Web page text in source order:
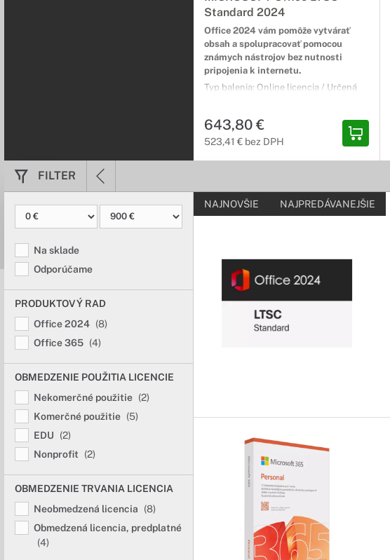
Standard 2024
Office 2024 vám pomôže vytvárať
obsah a spolupracovať pomocou
známych nástrojov bez nutnosti
pripojenia k internetu.
Typ balenia: Online licencia / Určená
používateľov: 1 / Jazyková lokalizácia:
Viacjazyčná lokalizácia / Obsahuje:
643,80 €
523,41 € bez DPH
FILTER
Na sklade
Odporúčame
PRODUKTOVÝ RAD
Office 2024 (8)
Office 365 (4)
OBMEDZENIE POUŽITIA LICENCIE
Nekomerčné použitie (2)
Komerčné použitie (5)
EDU
(2)
Nonprofit
(2)
OBMEDZENIE TRVANIA LICENCIA
Neobmedzená licencia
(8)
Obmedzená licencia, predplatné
(4)
NAJNOVŠIE NAJPREDÁVANEJŠIE